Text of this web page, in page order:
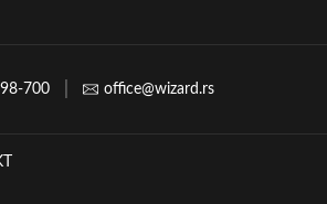
700 office@wizard.rs